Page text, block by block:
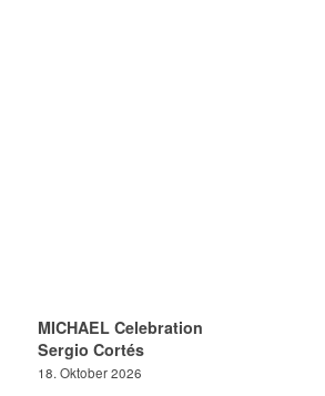
MICHAEL Celebration
Sergio Cortés
18. Oktober 2026